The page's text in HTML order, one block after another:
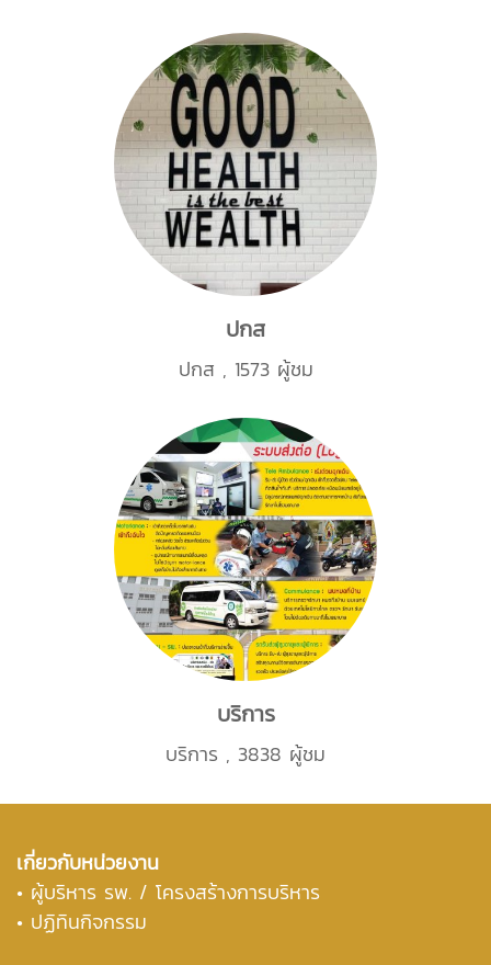
ปกส
ปกส , 1573 ผู้ชม
บริการ
บริการ , 3838 ผู้ชม
เกี่ยวกับหน่วยงาน
• ผู้บริหาร รพ. / โครงสร้างการบริหาร
• ปฏิทินกิจกรรม